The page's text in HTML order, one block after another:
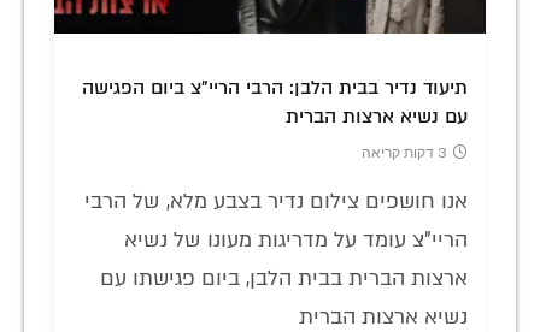
תיעוד נדיר בבית הלבן: הרבי הריי"צ ביום הפגישה
עם נשיא ארצות הברית
3 דקות קריאה
אנו חושפים צילום נדיר בצבע מלא, של הרבי
הריי"צ עומד על מדריגות מעונו של נשיא
ארצות הברית בבית הלבן, ביום פגישתו עם
נשיא ארצות הברית